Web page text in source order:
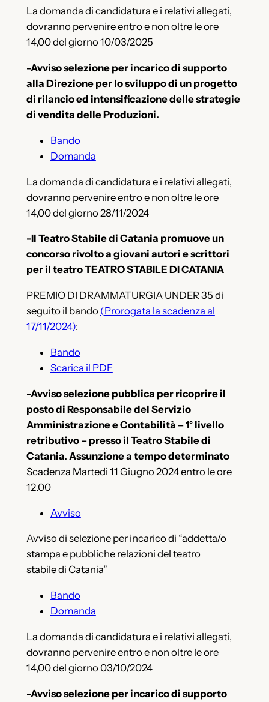
La domanda di candidatura e i relativi allegati,
dovranno pervenire entro e non oltre le ore
14,00 del giorno 10/03/2025
-Avviso selezione per incarico di supporto
alla Direzione per lo sviluppo di un progetto
di rilancio ed intensificazione delle strategie
di vendita delle Produzioni.
Bando
Domanda
La domanda di candidatura e i relativi allegati,
dovranno pervenire entro e non oltre le ore
14,00 del giorno 28/11/2024
-Il Teatro Stabile di Catania promuove un
concorso rivolto a giovani autori e scrittori
per il teatro TEATRO STABILE DI CATANIA
PREMIO DI DRAMMATURGIA UNDER 35 di
seguito il bando (Prorogata la scadenza al
17/11/2024):
Bando
Scarica il PDF
-Avviso selezione pubblica per ricoprire il
posto di Responsabile del Servizio
Amministrazione e Contabilità – 1° livello
retributivo – presso il Teatro Stabile di
Catania. Assunzione a tempo determinato
Scadenza Martedi 11 Giugno 2024 entro le ore
12.00
Avviso
Avviso di selezione per incarico di “addetta/o
stampa e pubbliche relazioni del teatro
stabile di Catania”
Bando
Domanda
La domanda di candidatura e i relativi allegati,
dovranno pervenire entro e non oltre le ore
14,00 del giorno 03/10/2024
-Avviso selezione per incarico di supporto